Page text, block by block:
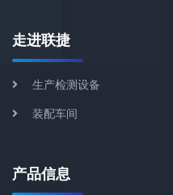
走进联捷
生产检测设备
装配车间
产品信息